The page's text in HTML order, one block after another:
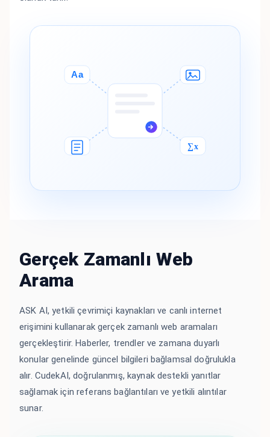
Aa
∑x
Gerçek Zamanlı Web
Arama
ASK AI, yetkili çevrimiçi kaynakları ve canlı internet
erişimini kullanarak gerçek zamanlı web aramaları
gerçekleştirir. Haberler, trendler ve zamana duyarlı
konular genelinde güncel bilgileri bağlamsal doğrulukla
alır. CudekAI, doğrulanmış, kaynak destekli yanıtlar
sağlamak için referans bağlantıları ve yetkili alıntılar
sunar.